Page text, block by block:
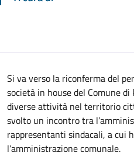
Si va verso la riconferma del
società in house del Comune
diverse attività nel territorio
svolto un incontro tra
rappresentanti sindacali, a cui
l’amministrazione comunale.